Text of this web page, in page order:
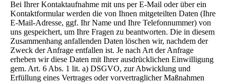
Bei Ihrer Kontaktaufnahme mit uns per E-Mail oder über ein
Kontaktformular werden die von Ihnen mitgeteilten Daten (Ihre
E-Mail-Adresse, ggf. Ihr Name und Ihre Telefonnummer) von
uns gespeichert, um Ihre Fragen zu beantworten. Die in diesem
Zusammenhang anfallenden Daten löschen wir, nachdem der
Zweck der Anfrage entfallen ist. Je nach Art der Anfrage
erheben wir diese Daten mit Ihrer ausdrücklichen Einwilligung
gem. Art. 6 Abs. 1 lit. a) DSGVO, zur Abwicklung und
Erfüllung eines Vertrages oder vorvertraglicher Maßnahmen